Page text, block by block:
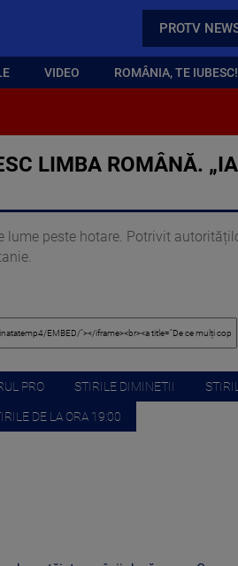
PROTV
VIDEO ROMÂNIA, TE IUBESC!
LIMBA ROMÂNĂ.
peste hotare. Potrivit
PRO STIRILE DIMINETII
DE LA ORA 19:00